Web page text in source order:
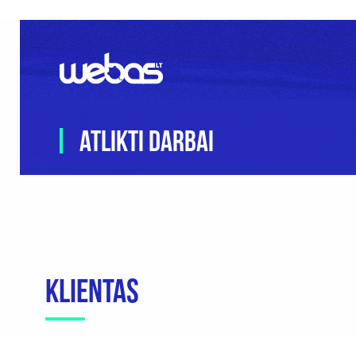
ATLIKTI DARBAI
KLIENTAS